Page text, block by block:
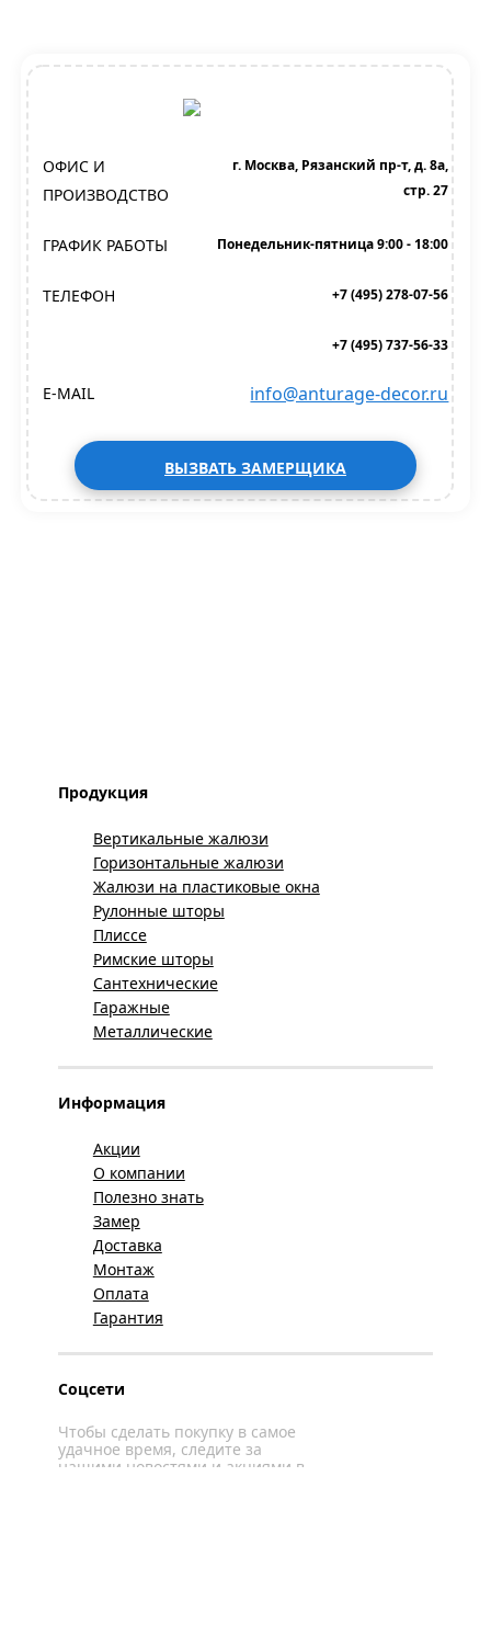
ОФИС И
ПРОИЗВОДСТВО
г. Москва, Рязанский пр-т, д. 8а,
стр. 27
ГРАФИК РАБОТЫ Понедельник-пятница 9:00 - 18:00
ТЕЛЕФОН +7 (495) 278-07-56
+7 (495) 737-56-33
E-MAIL info@anturage-decor.ru
ВЫЗВАТЬ ЗАМЕРЩИКА
Продукция
Вертикальные жалюзи
Горизонтальные жалюзи
Жалюзи на пластиковые окна
Рулонные шторы
Плиссе
Римские шторы
Сантехнические
Гаражные
Металлические
Информация
Акции
О компании
Полезно знать
Замер
Доставка
Монтаж
Оплата
Гарантия
Соцсети
Чтобы сделать покупку в самое
удачное время, следите за
нашими новостями и акциями в